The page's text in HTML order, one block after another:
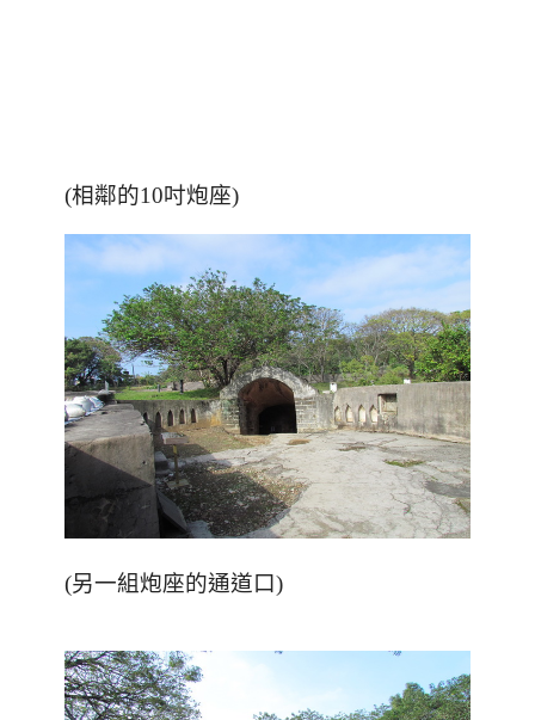
(相鄰的10吋炮座)
(另一組炮座的通道口)